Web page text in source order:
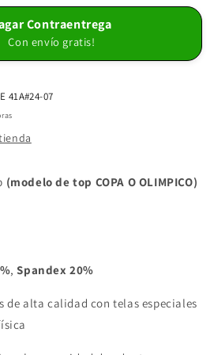
Contraentrega
Con envío gratis!
41A#24-07
(modelo de top COPA O OLIMPICO)
,Spandex 20%
alta calidad con telas especiales